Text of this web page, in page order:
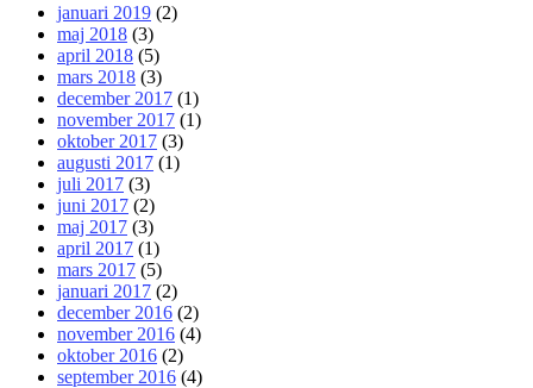
januari 2019 (2)
maj 2018 (3)
april 2018 (5)
mars 2018 (3)
december 2017 (1)
november 2017 (1)
oktober 2017 (3)
augusti 2017 (1)
juli 2017 (3)
juni 2017 (2)
maj 2017 (3)
april 2017 (1)
mars 2017 (5)
januari 2017 (2)
december 2016 (2)
november 2016 (4)
oktober 2016 (2)
september 2016 (4)